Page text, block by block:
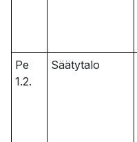
Pe
1.2.
Säätytalo